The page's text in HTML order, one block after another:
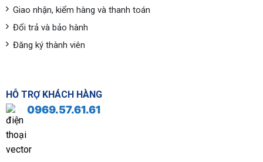
Giao nhận, kiểm hàng và thanh toán
Đổi trả và bảo hành
Đăng ký thành viên
HỖ TRỢ KHÁCH HÀNG
0969.57.61.61